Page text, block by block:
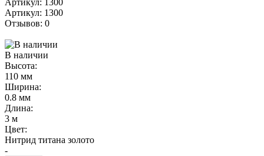
Артикул: 1300
Артикул: 1300
Отзывов: 0
В наличии
Высота:
110 мм
Ширина:
0.8 мм
Длина:
3 м
Цвет:
Нитрид титана золото
-